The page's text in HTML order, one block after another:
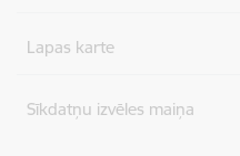
Lapas karte
Sīkdatņu izvēles maiņa